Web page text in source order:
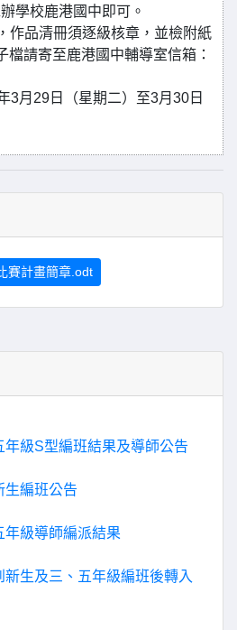
學校鹿港國中即可。
作品清冊須逐級核章，並檢附紙
檔請寄至鹿港國中輔導室信箱：
3月29日（星期二）至3月30日
賽計畫簡章.odt
年級S型編班結果及導師公告
生編班公告
年級導師編派結果
生及三、五年級編班後轉入